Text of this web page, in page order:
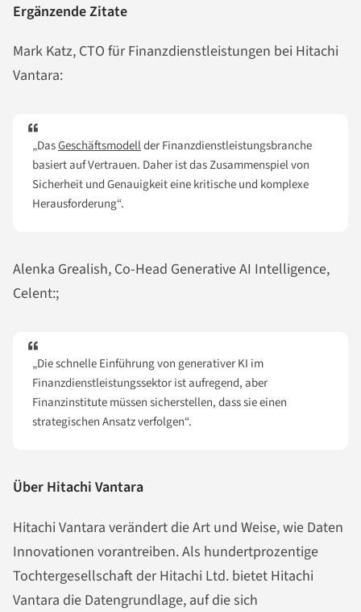
Ergänzende Zitate
Mark Katz, CTO für Finanzdienstleistungen bei Hitachi
Vantara:
„DasGeschäftsmodellder Finanzdienstleistungsbranche
basiert auf Vertrauen. Daher ist das Zusammenspiel von
Sicherheit und Genauigkeit eine kritische und komplexe
Herausforderung“.
Alenka Grealish, Co-Head Generative AI Intelligence,
Celent:;
„Die schnelle Einführung von generativer KI im
Finanzdienstleistungssektor ist aufregend, aber
Finanzinstitute müssen sicherstellen, dass sie einen
strategischen Ansatz verfolgen“.
Über Hitachi Vantara
Hitachi Vantara verändert die Art und Weise, wie Daten
Innovationen vorantreiben. Als hundertprozentige
Tochtergesellschaft der Hitachi Ltd. bietet Hitachi
Vantara die Datengrundlage, auf die sich